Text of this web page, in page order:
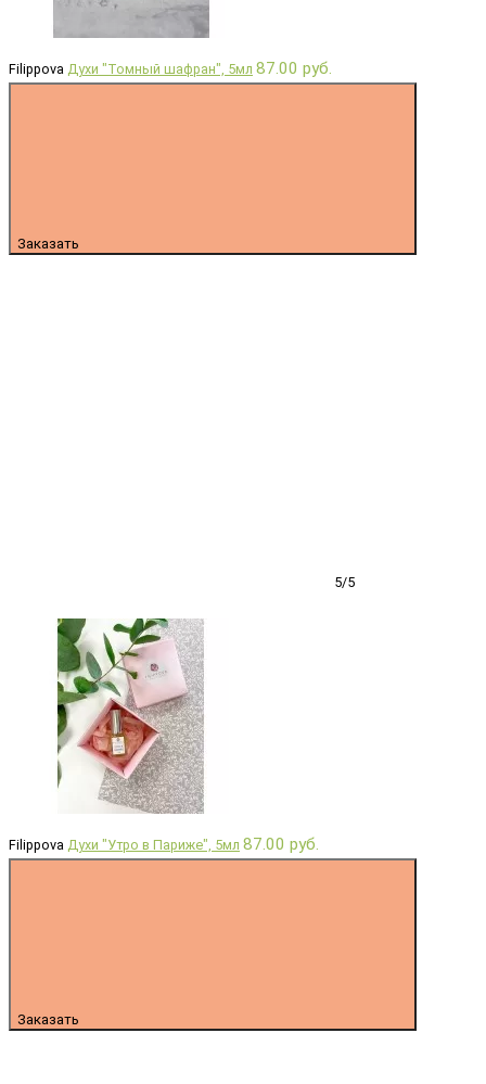
Filippova Духи "Томный шафран", 5мл 87.00 руб.
Заказать
5/5
Filippova Духи "Утро в Париже", 5мл 87.00 руб.
Заказать